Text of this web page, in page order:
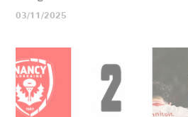
03/11/2025